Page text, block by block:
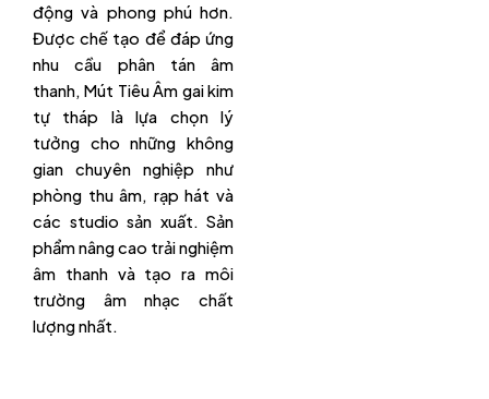
động và phong phú hơn.
Được chế tạo để đáp ứng
nhu cầu phân tán âm
thanh, Mút Tiêu Âm gai kim
tự tháp là lựa chọn lý
tưởng cho những không
gian chuyên nghiệp như
phòng thu âm, rạp hát và
các studio sản xuất. Sản
phẩm nâng cao trải nghiệm
âm thanh và tạo ra môi
trường âm nhạc chất
lượng nhất.